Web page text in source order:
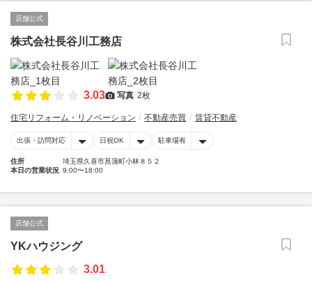
店舗公式
株式会社長谷川工務店
3.03 写真 2枚
住宅リフォーム・リノベーション 不動産売買 賃貸不動産
出張・訪問対応 日祝OK 駐車場有
住所
埼玉県久喜市菖蒲町小林８５２
本日の営業状況 9:00〜18:00
店舗公式
YKハウジング
3.01